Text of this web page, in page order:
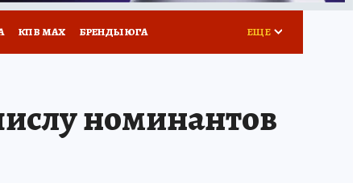
КП В МАХ БРЕНДЫ ЮГА ЕЩЕ
номинантов